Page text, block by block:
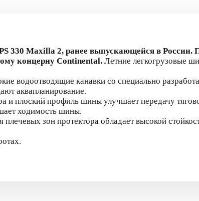
330 Maxilla 2, ранее выпускающейся в России.
концерну Continental. Летние легкогрузовые
водоотводящие канавки со специально
аквапланирование.
и плоский профиль шины улучшает передачу
ходимость шины.
плечевых зон протектора обладает высокой